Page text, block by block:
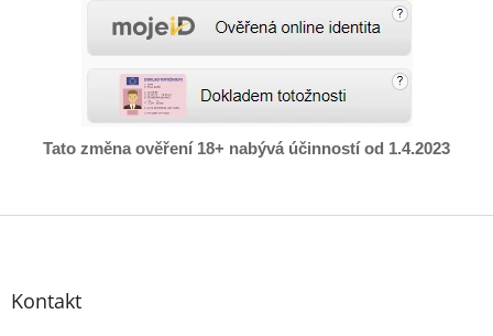
Tato změna ověření 18+ nabývá účinností od 1.4.2023
Kontakt